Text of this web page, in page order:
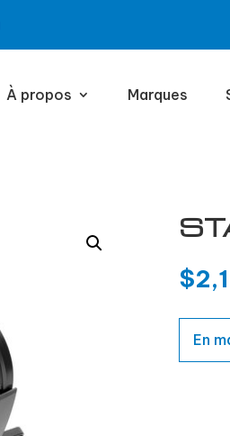
À propos Marques
$
En